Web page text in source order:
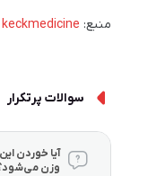
منبع: keckmedicine
سوالات پرتکرار
آیا خوردن
وزن